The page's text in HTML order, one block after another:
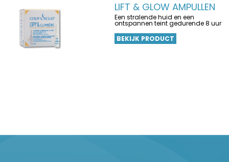
LIFT & GLOW AMPULLEN
Een stralende huid en een
ontspannen teint gedurende 8 uur
BEKIJK PRODUCT